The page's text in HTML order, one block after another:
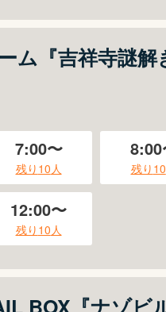
ム『吉祥寺謎解
7:00〜
残り 10人
8:00
残り 10
12:00〜
残り 10人